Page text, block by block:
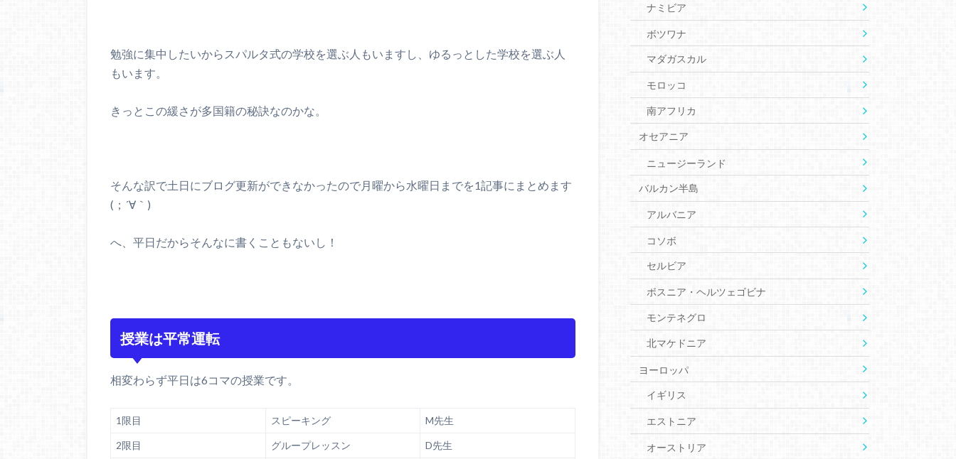
勉強に集中したいからスパルタ式の学校を選ぶ人もいますし、ゆるっとした学校を選ぶ人
もいます。
きっとこの緩さが多国籍の秘訣なのかな。
そんな訳で土日にブログ更新ができなかったので月曜から水曜日までを1記事にまとめます
(；´∀｀)
へ、平日だからそんなに書くこともないし！
授業は平常運転
相変わらず平日は6コマの授業です。
1限目 スピーキング M先生
2限目 グループレッスン D先生
ナミビア
ボツワナ
マダガスカル
モロッコ
南アフリカ
オセアニア
ニュージーランド
バルカン半島
アルバニア
コソボ
セルビア
ボスニア・ヘルツェゴビナ
モンテネグロ
北マケドニア
ヨーロッパ
イギリス
エストニア
オーストリア